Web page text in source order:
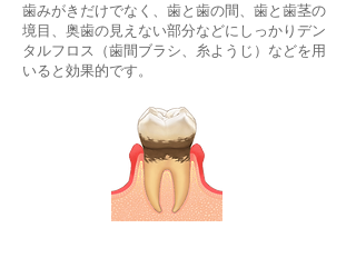
歯みがきだけでなく、歯と歯の間、歯と歯茎の
境目、奥歯の見えない部分などにしっかりデン
タルフロス（歯間ブラシ、糸ようじ）などを用
いると効果的です。